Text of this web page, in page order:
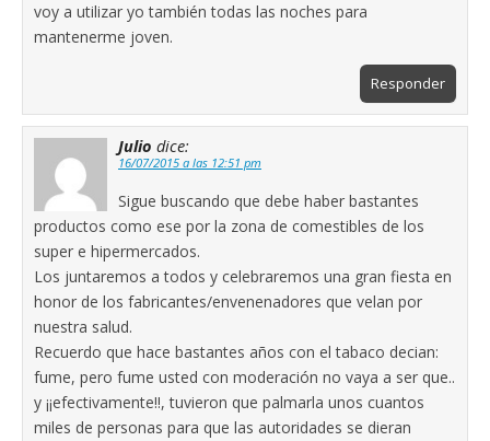
voy a utilizar yo también todas las noches para
mantenerme joven.
Responder
Julio dice:
16/07/2015 a las 12:51 pm
Sigue buscando que debe haber bastantes
productos como ese por la zona de comestibles de los
super e hipermercados.
Los juntaremos a todos y celebraremos una gran fiesta en
honor de los fabricantes/envenenadores que velan por
nuestra salud.
Recuerdo que hace bastantes años con el tabaco decian:
fume, pero fume usted con moderación no vaya a ser que..
y ¡¡efectivamente!!, tuvieron que palmarla unos cuantos
miles de personas para que las autoridades se dieran